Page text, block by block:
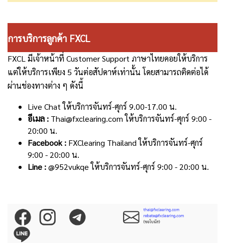
การบริการลูกค้า FXCL
FXCL มีเจ้าหน้าที่ Customer Support ภาษาไทยคอยให้บริการ
แต่ให้บริการเพียง 5 วันต่อสัปดาห์เท่านั้น โดยสามารถติดต่อได้
ผ่านช่องทางต่าง ๆ ดังนี้
Live Chat ให้บริการจันทร์-ศุกร์ 9.00-17.00 น.
อีเมล : Thai@fxclearing.com ให้บริการจันทร์-ศุกร์ 9:00 -
20:00 น.
Facebook : FXClearing Thailand ให้บริการจันทร์-ศุกร์
9:00 - 20:00 น.
Line :@952vukqe ให้บริการจันทร์-ศุกร์ 9:00 - 20:00 น.